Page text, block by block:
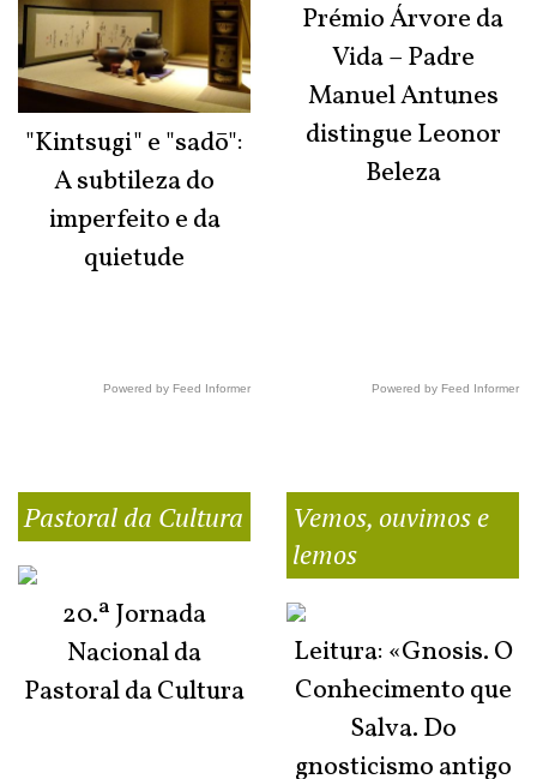
"Kintsugi" e "sadō":
A subtileza do
imperfeito e da
quietude
Powered by Feed Informer
Prémio Árvore da
Vida – Padre
Manuel Antunes
distingue Leonor
Beleza
Powered by Feed Informer
Pastoral da Cultura
20.ª Jornada
Nacional da
Pastoral da Cultura
Vemos, ouvimos e
lemos
Leitura: «Gnosis. O
Conhecimento que
Salva. Do
gnosticismo antigo